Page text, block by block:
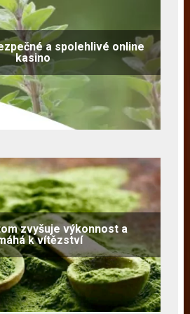
a spolehlivé online
kasino
zvyšuje výkonnost a
k vítězství